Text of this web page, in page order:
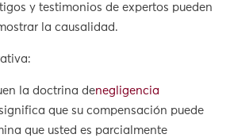
y testimonios de expertos pueden
la causalidad.
la doctrina denegligencia
que su compensación puede
que usted es parcialmente